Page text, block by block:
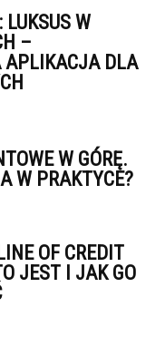
LUKSUS W
–
APLIKACJA DLA
W GÓRĘ.
W PRAKTYCE?
OF CREDIT
JEST I JAK GO